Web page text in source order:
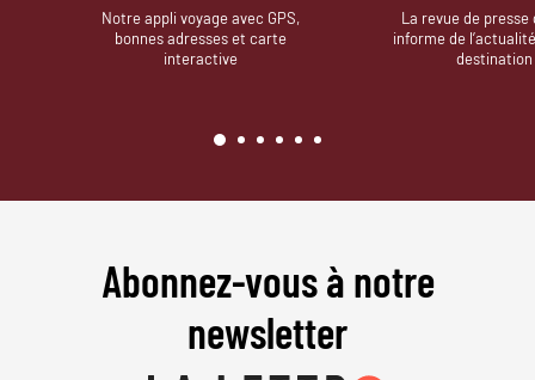
Notre appli voyage avec GPS,
bonnes adresses et carte
interactive
La revue de presse
informe de
destination
Abonnez-vous à notre
newsletter